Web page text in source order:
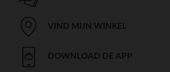
VIND MIJN WINKEL
DOWNLOAD DE APP